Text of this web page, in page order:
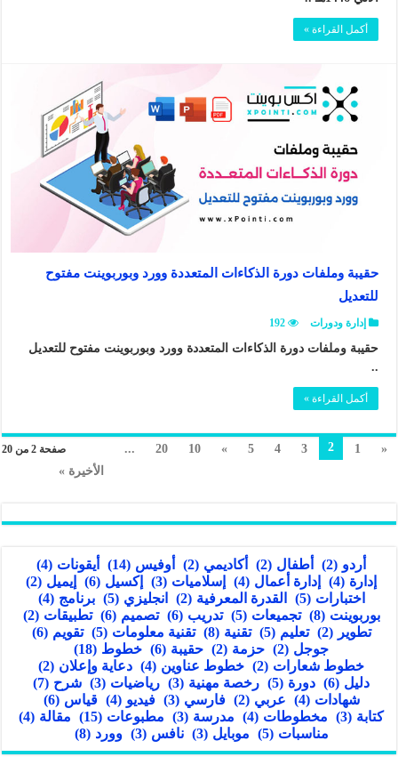
أكمل القراءة »
حقيبة وملفات دورة الذكاءات المتعددة وورد وبوربوينت مفتوح
للتعديل
إدارة ودورات 192
حقيبة وملفات دورة الذكاءات المتعددة وورد وبوربوينت مفتوح للتعديل
..
أكمل القراءة »
صفحة 2 من 20 «
1
2
3
4
5
»
10
20
...
الأخيرة »
أردو (2) أطفال (2) أكاديمي (2) أوفيس (14) أيقونات (4)
إدارة (4) إدارة أعمال (4) إسلاميات (3) إكسيل (6) إيميل (2)
اختبارات (5) القدرة المعرفية (2) انجليزي (5) برنامج (4)
بوربوينت (8) تجميعات (5) تدريب (6) تصميم (6) تطبيقات (2)
تطوير
(2) تعليم (5) تقنية (8) تقنية معلومات (5) تقويم (6)
جوجل (2) حزمة (2) حقيبة (6) خطوط (18)
خطوط شعارات (2) خطوط عناوين (4) دعاية وإعلان (2)
دليل (6) دورة (5) رخصة مهنية (3) رياضيات (3) شرح (7)
شهادات (4) عربي (2) فارسي (3) فيديو (4) قياس (6)
كتابة (3) مخطوطات (4) مدرسة (3) مطبوعات (15) مقالة (4)
مناسبات (5) موبايل (3) نافس (3) وورد (8)